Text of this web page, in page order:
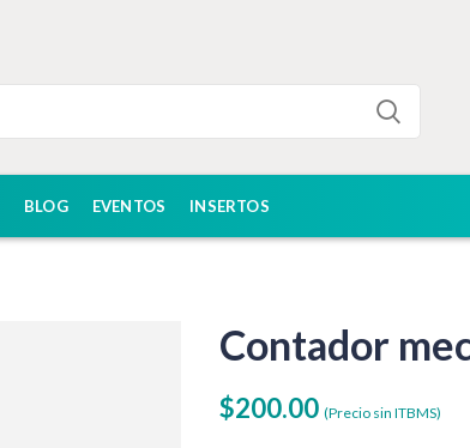
BLOG EVENTOS INSERTOS
Contador
$200.00 (Precio sin ITBMS)